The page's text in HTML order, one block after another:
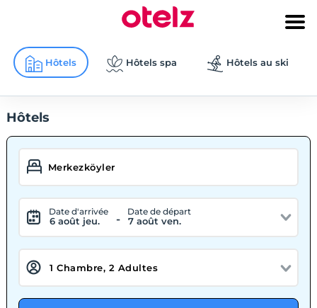
Hôtels Hôtels spa Hôtels au ski
Hôtels
Date d'arrivée
6 août jeu. -
Date de départ
7 août ven.